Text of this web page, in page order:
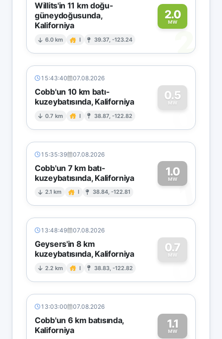
Willits'in 11 km doğu-
güneydoğusunda,
Kaliforniya
6.0 km I 39.37, -123.24
2.0
MW
2
15:43:40 07.08.2026
Cobb'un 10 km batı-
kuzeybatısında, Kaliforniya
0.7 km I 38.87, -122.82
0.5
MW
0
15:35:39 07.08.2026
Cobb'un 7 km batı-
kuzeybatısında, Kaliforniya
2.1 km I 38.84, -122.81
1.0
MW1
13:48:49 07.08.2026
Geysers'in 8 km
kuzeybatısında, Kaliforniya
2.2 km I 38.83, -122.82
0.7
MW
0
13:03:00 07.08.2026
Cobb'un 6 km batısında,
Kaliforniya
1.1
MW